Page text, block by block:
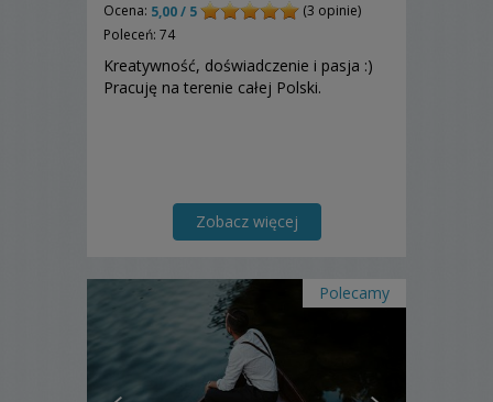
Ocena: 5,00 / 5
(3 opinie)
Poleceń: 74
Kreatywność, doświadczenie i pasja :)
Pracuję na terenie całej Polski.
Zobacz więcej
Polecamy